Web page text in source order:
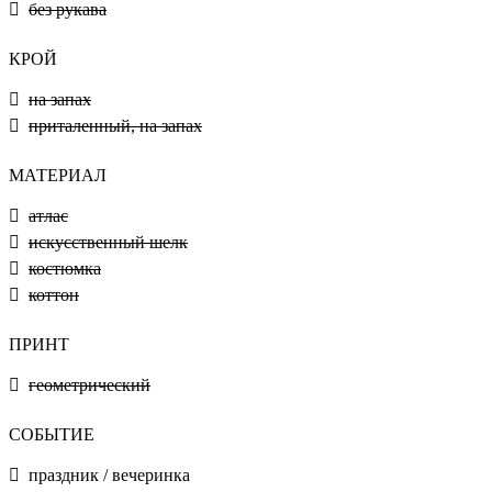
без рукава
КРОЙ
на запах
приталенный, на запах
МАТЕРИАЛ
атлас
искусственный шелк
костюмка
коттон
ПРИНТ
геометрический
СОБЫТИЕ
праздник / вечеринка